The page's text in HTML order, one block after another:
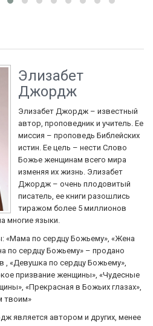
Элизабет
Джордж
Элизабет Джордж – известный
автор, проповедник и учитель. Ее
миссия – проповедь Библейских
истин. Ее цель – нести Слово
Божье женщинам всего мира
изменяя их жизнь. Элизабет
Джордж – очень плодовитый
писатель, ее книги разошлись
тиражом более 5 миллионов
многие языки.
«Мама по сердцу Божьему», «Жена
по сердцу Божьему» – продано
, «Девушка по сердцу Божьему»,
призвание женщины», «Чудесные
«Прекрасная в Божьих глазах»,
твоим»
является автором и других, менее